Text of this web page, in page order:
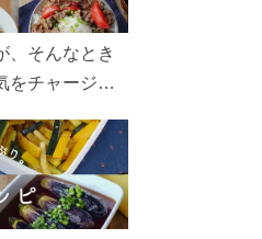
、そんなとき
をチャージ！
ばしましょ